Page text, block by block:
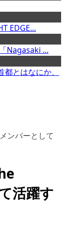
EDGE...
Nagasaki ...
とはなにか、
ンバーとして
活躍す